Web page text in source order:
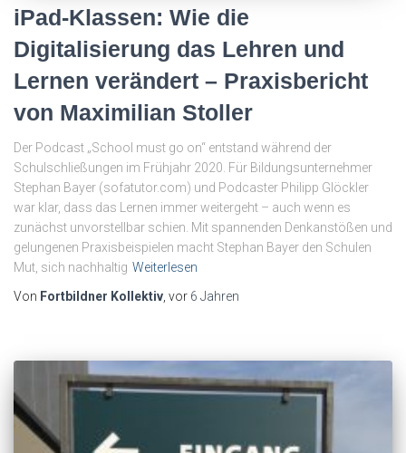
iPad-Klassen: Wie die
Digitalisierung das Lehren und
Lernen verändert – Praxisbericht
von Maximilian Stoller
Der Podcast „School must go on“ entstand während der
Schulschließungen im Frühjahr 2020. Für Bildungsunternehmer
Stephan Bayer (sofatutor.com) und Podcaster Philipp Glöckler
war klar, dass das Lernen immer weitergeht – auch wenn es
zunächst unvorstellbar schien. Mit spannenden Denkanstößen und
gelungenen Praxisbeispielen macht Stephan Bayer den Schulen
Mut, sich nachhaltig Weiterlesen
Von Fortbildner Kollektiv , vor 6 Jahren